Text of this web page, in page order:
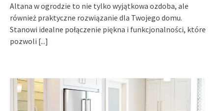
Altana w ogrodzie to nie tylko wyjątkowa ozdoba, ale
również praktyczne rozwiązanie dla Twojego domu.
Stanowi idealne połączenie piękna i funkcjonalności, które
pozwoli [...]